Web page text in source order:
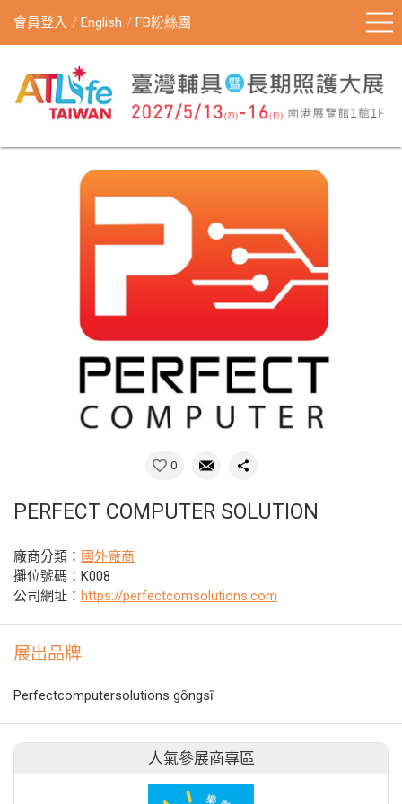
會員登入 English FB粉絲團
0
PERFECT COMPUTER SOLUTION
廠商分類： 國外廠商
攤位號碼：K008
公司網址： https://perfectcomsolutions.com
展出品牌
Perfectcomputersolutions gōngsī
人氣參展商專區